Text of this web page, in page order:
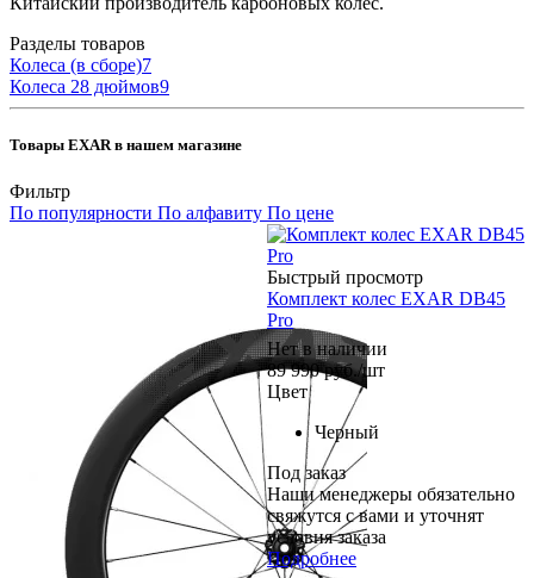
Разделы товаров
Колеса (в сборе)7
Колеса 28 дюймов9
Товары EXAR в нашем магазине
Фильтр
По популярности По алфавиту По цене
Быстрый просмотр
Комплект колес EXAR DB45
Pro
Нет в наличии
89 990руб./шт
Цвет
Черный
Под заказ
Наши менеджеры обязательно
свяжутся с вами и уточнят
условия заказа
Подробнее